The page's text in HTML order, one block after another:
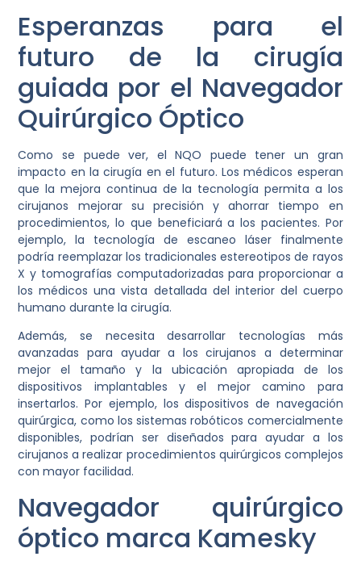
Esperanzas para el
futuro de la cirugía
guiada por el Navegador
Quirúrgico Óptico
Como se puede ver, el NQO puede tener un gran
impacto en la cirugía en el futuro. Los médicos esperan
que la mejora continua de la tecnología permita a los
cirujanos mejorar su precisión y ahorrar tiempo en
procedimientos, lo que beneficiará a los pacientes. Por
ejemplo, la tecnología de escaneo láser finalmente
podría reemplazar los tradicionales estereotipos de rayos
X y tomografías computadorizadas para proporcionar a
los médicos una vista detallada del interior del cuerpo
humano durante la cirugía.
Además, se necesita desarrollar tecnologías más
avanzadas para ayudar a los cirujanos a determinar
mejor el tamaño y la ubicación apropiada de los
dispositivos implantables y el mejor camino para
insertarlos. Por ejemplo, los dispositivos de navegación
quirúrgica, como los sistemas robóticos comercialmente
disponibles, podrían ser diseñados para ayudar a los
cirujanos a realizar procedimientos quirúrgicos complejos
con mayor facilidad.
Navegador quirúrgico
óptico marca Kamesky